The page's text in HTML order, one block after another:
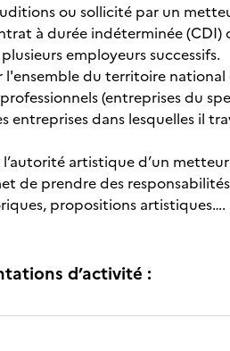
ou sollicité par un
à durée indéterminée
employeurs successifs.
du territoire
(entreprises du
entreprises dans lesquelles il
artistique d’un
de prendre des
propositions artistiques….
d’activité :